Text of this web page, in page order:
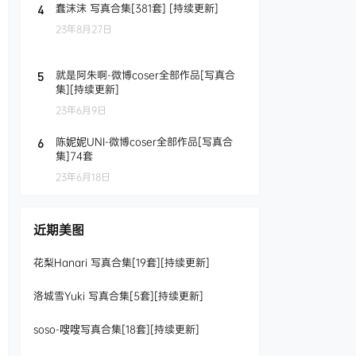
4 蠢沫沫 写真合集[381套] [持续更新]
23年8月27日
5
就是阿朱啊-微博coser全部作品[写真合
集][持续更新]
23年6月9日
6
陈妮妮UNI-微博coser全部作品[写真合
集]74套
23年6月18日
近期美图
花梨Hanari 写真合集[19套][持续更新]
洛城雪Yuki 写真合集[5套][持续更新]
soso-嗖嗖写真合集[18套][持续更新]